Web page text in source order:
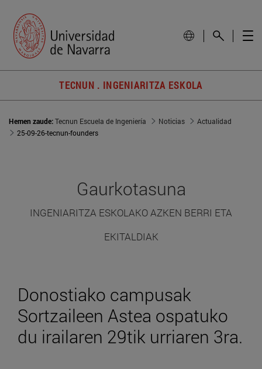
TECNUN . INGENIARITZA ESKOLA
Hemen zaude:Tecnun Escuela de Ingeniería Noticias
Actualidad
25-09-26-tecnun-founders
Gaurkotasuna
INGENIARITZA ESKOLAKO AZKEN BERRI ETA
EKITALDIAK
Donostiako campusak
Sortzaileen Astea ospatuko
du irailaren 29tik urriaren 3ra.